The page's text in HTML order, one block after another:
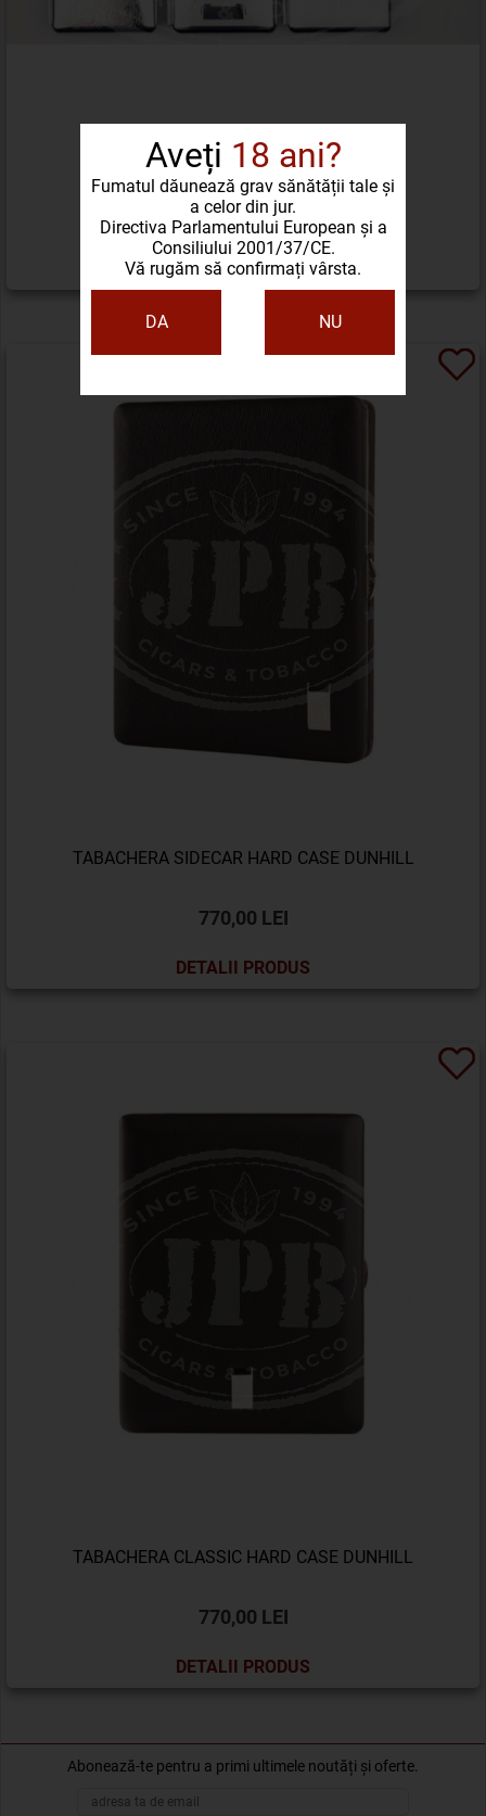
Aveți 18 ani?
Fumatul dăunează grav sănătății tale și
a celor din jur.
Directiva Parlamentului European și a
Consiliului 2001/37/CE.
Vă rugăm să confirmați vârsta.
DA NU
TABACHERA CU ELASTIC HAUSER
34,00 LEI
DETALII PRODUS
TABACHERA SIDECAR HARD CASE DUNHILL
770,00 LEI
DETALII PRODUS
TABACHERA CLASSIC HARD CASE DUNHILL
770,00 LEI
DETALII PRODUS
Abonează-te pentru a primi ultimele noutăți și oferte.